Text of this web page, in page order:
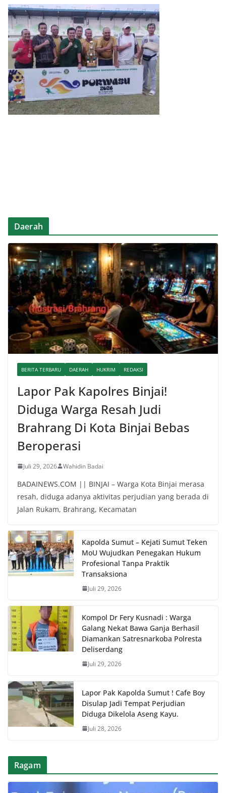
Daerah
BERITA TERBARU DAERAH HUKRIM REDAKSI
Lapor Pak Kapolres Binjai!
Diduga Warga Resah Judi
Brahrang Di Kota Binjai Bebas
Beroperasi
Juli 29, 2026 Wahidin Badai
BADAINEWS.COM || BINJAI – Warga Kota Binjai merasa
resah, diduga adanya aktivitas perjudian yang berada di
Jalan Rukam, Brahrang, Kecamatan
Kapolda Sumut – Kejati Sumut Teken
MoU Wujudkan Penegakan Hukum
Profesional Tanpa Praktik
Transaksiona
Juli 29, 2026
Kompol Dr Fery Kusnadi : Warga
Galang Nekat Bawa Ganja Berhasil
Diamankan Satresnarkoba Polresta
Deliserdang
Juli 29, 2026
Lapor Pak Kapolda Sumut ! Cafe Boy
Disulap Jadi Tempat Perjudian
Diduga Dikelola Aseng Kayu.
Juli 28, 2026
Ragam